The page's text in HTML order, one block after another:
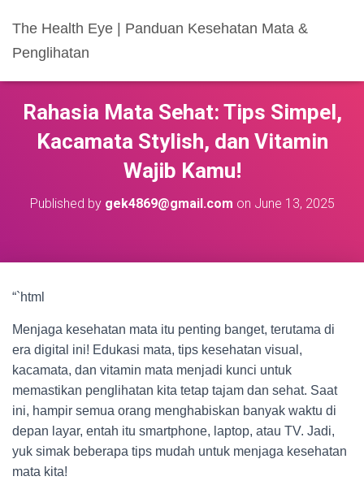
The Health Eye | Panduan Kesehatan Mata &
Penglihatan
Rahasia Mata Sehat: Tips Simpel,
Kacamata Stylish, dan Vitamin
Wajib Kamu!
Published by gek4869@gmail.com on June 13, 2025
“`html
Menjaga kesehatan mata itu penting banget, terutama di
era digital ini! Edukasi mata, tips kesehatan visual,
kacamata, dan vitamin mata menjadi kunci untuk
memastikan penglihatan kita tetap tajam dan sehat. Saat
ini, hampir semua orang menghabiskan banyak waktu di
depan layar, entah itu smartphone, laptop, atau TV. Jadi,
yuk simak beberapa tips mudah untuk menjaga kesehatan
mata kita!